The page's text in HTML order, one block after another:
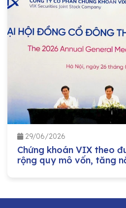
29/06/2026
Chứng khoán VIX theo
rộng quy mô vốn, tăng